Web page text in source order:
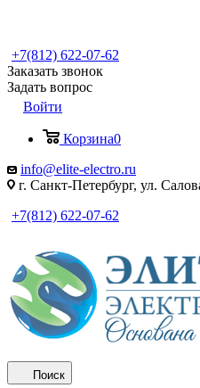
+7(812) 622-07-62
Заказать звонок
Задать вопрос
Войти
Корзина0
info@elite-electro.ru
г. Санкт-Петербург, ул.
+7(812) 622-07-62
Поиск